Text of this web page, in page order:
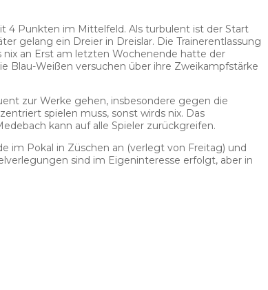
4 Punkten im Mittelfeld. Als turbulent ist der Start
gelang ein Dreier in Dreislar. Die Trainerentlassung
an Erst am letzten Wochenende hatte der
Blau-Weißen versuchen über ihre Zweikampfstärke
zur Werke gehen, insbesondere gegen die
spielen muss, sonst wirds nix. Das
kann auf alle Spieler zurückgreifen.
im Pokal in Züschen an (verlegt von Freitag) und
sind im Eigeninteresse erfolgt, aber in